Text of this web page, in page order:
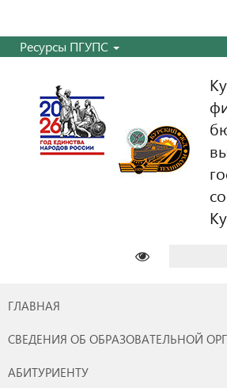
Ресурсы ПГУПС
ГЛАВНАЯ
СВЕДЕНИЯ ОБ ОБРАЗОВАТЕЛЬНОЙ
АБИТУРИЕНТУ